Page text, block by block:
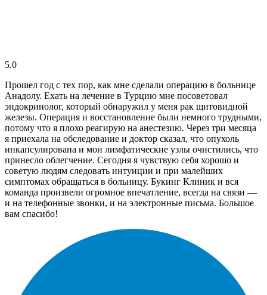
5.0
Прошел год с тех пор, как мне сделали операцию в больнице
Анадолу. Ехать на лечение в Турцию мне посоветовал
эндокринолог, который обнаружил у меня рак щитовидной
железы. Операция и восстановление были немного трудными,
потому что я плохо реагирую на анестезию. Через три месяца
я приехала на обследование и доктор сказал, что опухоль
инкапсулирована и мои лимфатические узлы очистились, что
принесло облегчение. Сегодня я чувствую себя хорошо и
советую людям следовать интуиции и при малейших
симптомах обращаться в больницу. Букинг Клиник и вся
команда произвели огромное впечатление, всегда на связи —
и на телефонные звонки, и на электронные письма. Большое
вам спасибо!